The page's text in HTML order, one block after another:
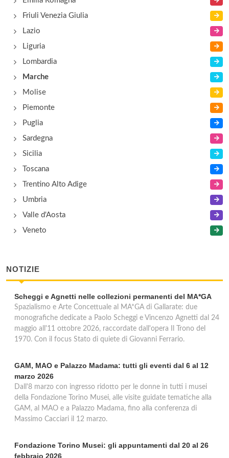
via Pisacane 84, Senigallia
Friuli Venezia Giulia
Lazio
Liguria
Lombardia
Marche
Molise
Piemonte
Puglia
Sardegna
Sicilia
Toscana
Trentino Alto Adige
Umbria
Valle d'Aosta
Veneto
NOTIZIE
Scheggi e Agnetti nelle collezioni permanenti del MA*GA
Spazialismo e Arte Concettuale al MA*GA di Gallarate: due
monografiche dedicate a Paolo Scheggi e Vincenzo Agnetti dal 24
maggio all'11 ottobre 2026, raccordate dall'opera Il Trono del
1970. Con il focus Stato di quiete di Giovanni Ferrario.
GAM, MAO e Palazzo Madama: tutti gli eventi dal 6 al 12
marzo 2026
Dall'8 marzo con ingresso ridotto per le donne in tutti i musei
della Fondazione Torino Musei, alle visite guidate tematiche alla
GAM, al MAO e a Palazzo Madama, fino alla conferenza di
Massimo Cacciari il 12 marzo.
Fondazione Torino Musei: gli appuntamenti dal 20 al 26
febbraio 2026